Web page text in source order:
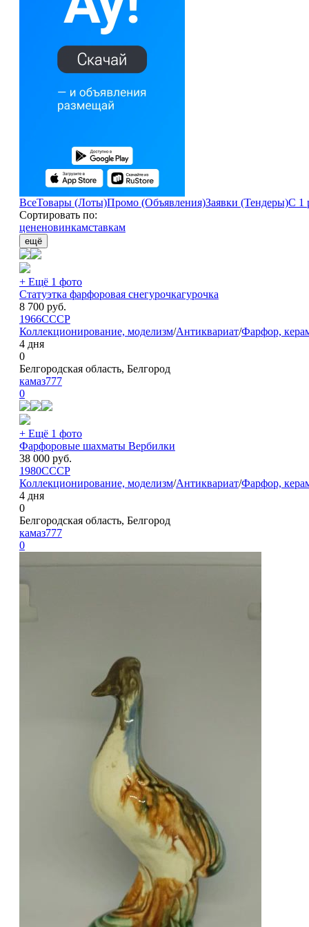
ВсеТовары (Лоты)Промо (Объявления)Заявки (Тендеры)С 1
Сортировать по:
цененовинкамставкам
ещё
+ Ещё 1 фото
Статуэтка фарфоровая снегурочкагурочка
8 700 руб.
1966СССР
Коллекционирование, моделизм/Антиквариат/Фарфор,
4 дня
0
Белгородская область, Белгород
камаз777
0
+ Ещё 1 фото
Фарфоровые шахматы Вербилки
38 000 руб.
1980СССР
Коллекционирование, моделизм/Антиквариат/Фарфор,
4 дня
0
Белгородская область, Белгород
камаз777
0